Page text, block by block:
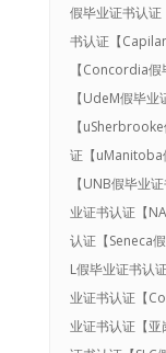
假毕业证书认
书认证【
【Concordia
【UdeM假毕
【
证【uManitoba
【UNB假毕业
业证书认证【
认证【Seneca
L假毕业证书认
业证书认证【
业证书认证【